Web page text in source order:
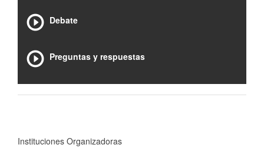
Debate
Preguntas y respuestas
Instituciones Organizadoras